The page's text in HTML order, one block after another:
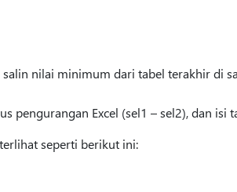
nilai minimum dari tabel terakhir di
pengurangan Excel (sel1 – sel2), dan isi
seperti berikut ini: